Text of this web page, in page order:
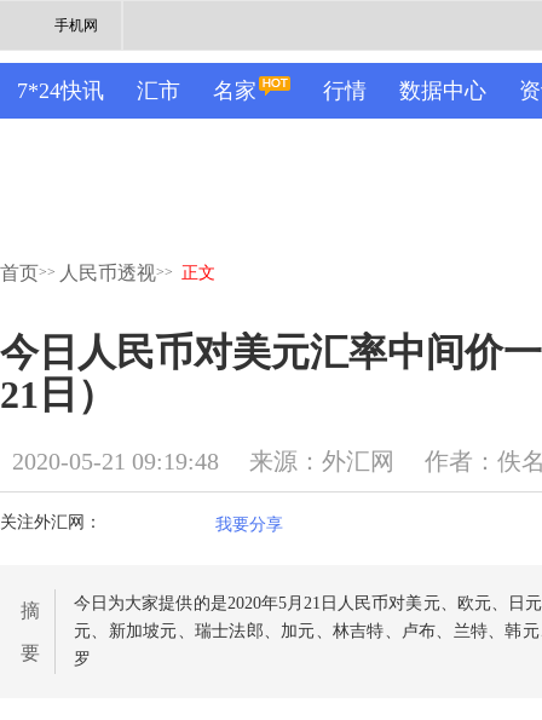
手机网
7*24快讯 汇市 名家 行情 数据中心
首页>> 人民币透视>> 正文
今日人民币对美元汇率中间价
21日）
2020-05-21 09:19:48 来源：外汇网 作者：佚
关注外汇网： 我要分享
摘
要
今日为大家提供的是2020年5月21日人民币对美元、欧元、日
元、新加坡元、瑞士法郎、加元、林吉特、卢布、兰特、韩
罗